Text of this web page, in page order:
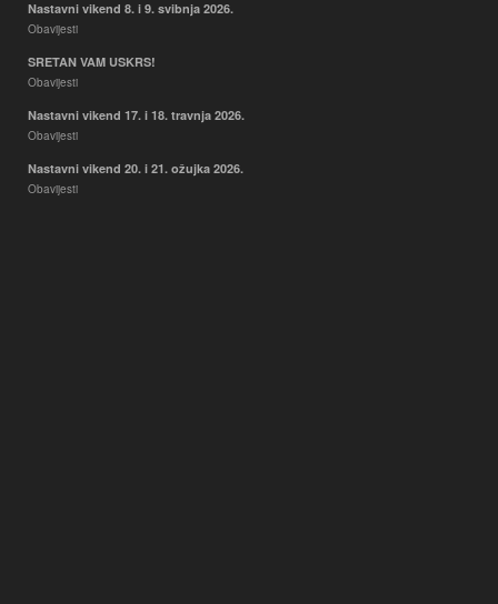
Nastavni vikend 8. i 9. svibnja 2026.
Obavijesti
SRETAN VAM USKRS!
Obavijesti
Nastavni vikend 17. i 18. travnja 2026.
Obavijesti
Nastavni vikend 20. i 21. ožujka 2026.
Obavijesti